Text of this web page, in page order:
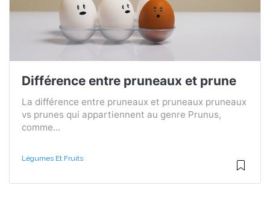
Différence entre pruneaux et prune
La différence entre pruneaux et pruneaux pruneaux
vs prunes qui appartiennent au genre Prunus,
comme...
Légumes Et Fruits